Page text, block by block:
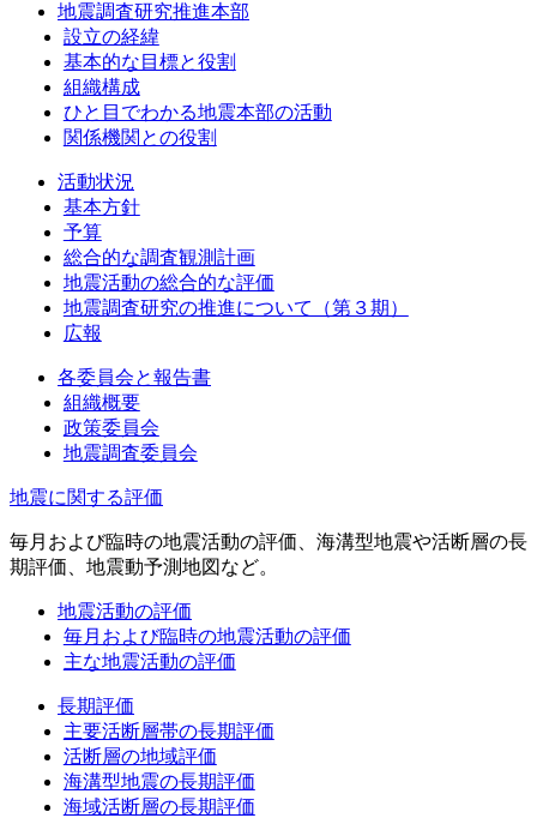
地震調査研究推進本部
設立の経緯
基本的な目標と役割
組織構成
ひと目でわかる地震本部の活動
関係機関との役割
活動状況
基本方針
予算
総合的な調査観測計画
地震活動の総合的な評価
地震調査研究の推進について（第３期）
広報
各委員会と報告書
組織概要
政策委員会
地震調査委員会
地震に関する評価
毎月および臨時の地震活動の評価、海溝型地震や活断層の長
期評価、地震動予測地図など。
地震活動の評価
毎月および臨時の地震活動の評価
主な地震活動の評価
長期評価
主要活断層帯の長期評価
活断層の地域評価
海溝型地震の長期評価
海域活断層の長期評価